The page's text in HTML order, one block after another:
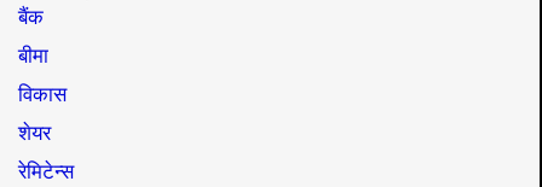
बैंक
बीमा
विकास
शेयर
रेमिटेन्स